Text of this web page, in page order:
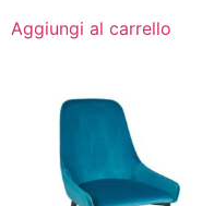
Aggiungi al carrello